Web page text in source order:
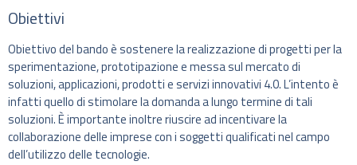
Obiettivi
Obiettivo del bando è sostenere la realizzazione di progetti per la
sperimentazione, prototipazione e messa sul mercato di
soluzioni, applicazioni, prodotti e servizi innovativi 4.0. L’intento è
infatti quello di stimolare la domanda a lungo termine di tali
soluzioni. È importante inoltre riuscire ad incentivare la
collaborazione delle imprese con i soggetti qualificati nel campo
dell’utilizzo delle tecnologie.